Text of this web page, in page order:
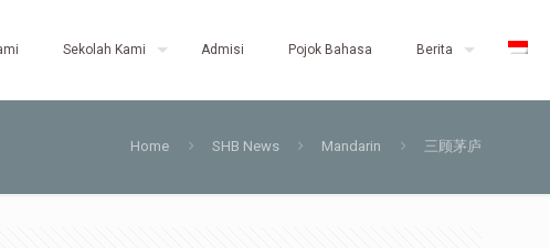
Sekolah Kami Admisi Pojok Bahasa Berita
Home SHB News Mandarin 三顾茅庐